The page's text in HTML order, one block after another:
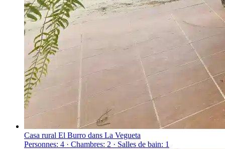
Casa rural El Burro dans La Vegueta
Personnes: 4 · Chambres: 2 · Salles de bain: 1